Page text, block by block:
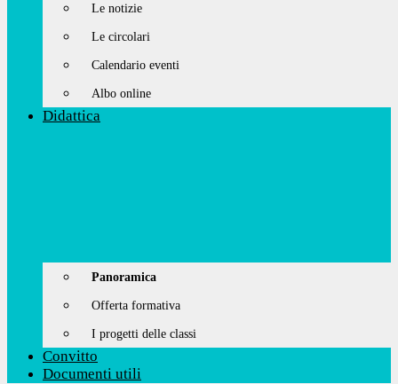
Le notizie
Le circolari
Calendario eventi
Albo online
Didattica
Panoramica
Offerta formativa
I progetti delle classi
Convitto
Documenti utili